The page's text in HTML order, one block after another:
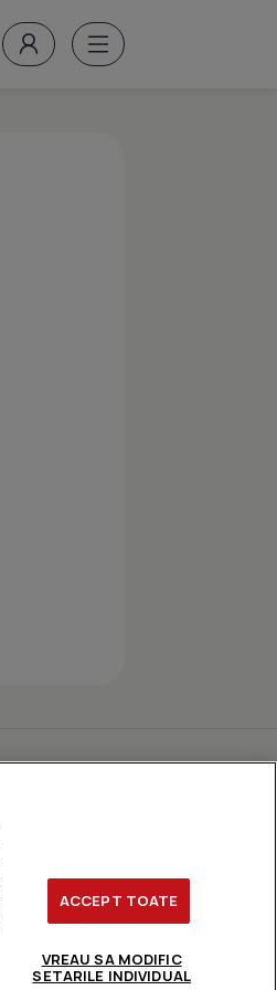
ACCEPT TOATE
VREAU SA MODIFIC
SETARILE INDIVIDUAL